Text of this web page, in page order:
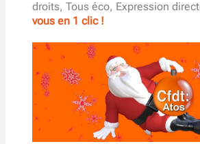
droits, Tous éco, Expression
vous en 1 clic !